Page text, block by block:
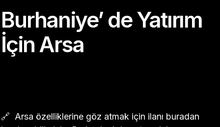
Burhaniye’ de Yatırım
İçin Arsa
🔗 Arsa özelliklerine göz atmak için ilanı buradan